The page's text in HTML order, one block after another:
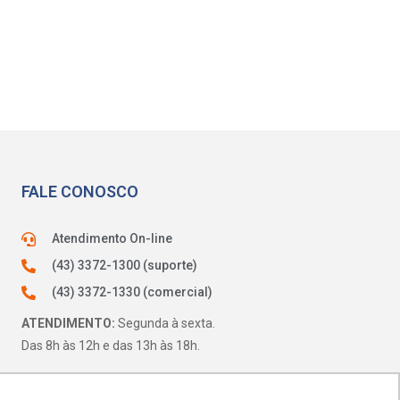
FALE CONOSCO
Atendimento On-line
(43) 3372-1300 (suporte)
(43) 3372-1330 (comercial)
ATENDIMENTO: Segunda à sexta.
Das 8h às 12h e das 13h às 18h.